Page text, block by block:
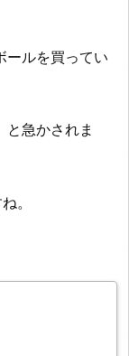
ールを買ってい
急かされま
。